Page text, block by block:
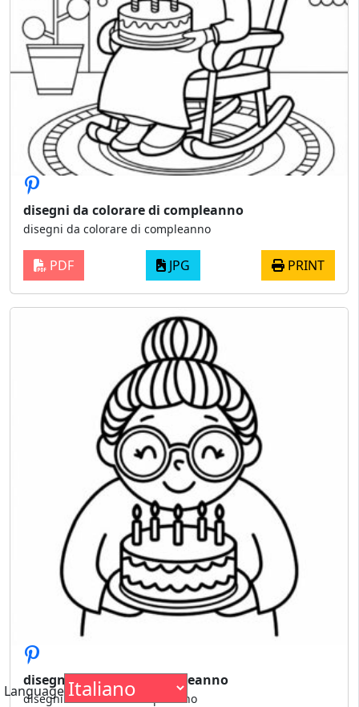
disegni da colorare di compleanno
disegni da colorare di compleanno
PDF JPG PRINT
disegni da colorare compleanno
disegni da colorare compleanno
Language